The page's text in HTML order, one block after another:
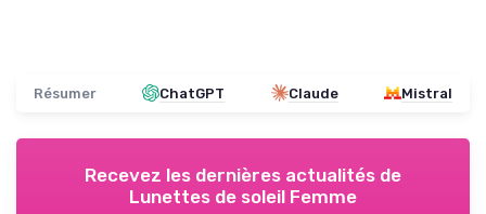
Résumer ChatGPT Claude Mistral
Recevez les dernières actualités de
Lunettes de soleil Femme